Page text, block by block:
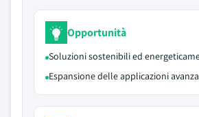
Opportunità
Soluzioni sostenibili ed
Espansione delle applicazioni